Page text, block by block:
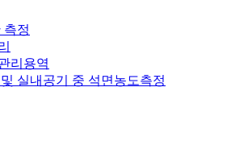
측정
리용역
실내공기 중 석면농도측정